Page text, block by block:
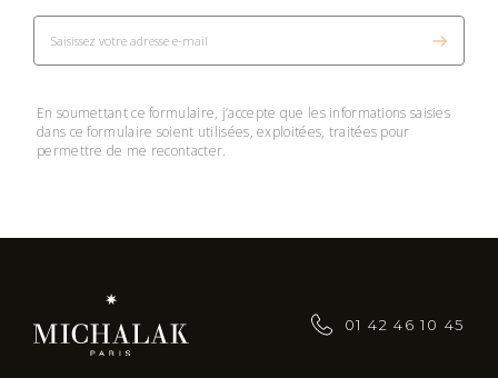
En soumettant ce formulaire, j’accepte que les informations saisies
dans ce formulaire soient utilisées, exploitées, traitées pour
permettre de me recontacter.
01 42 46 10 45